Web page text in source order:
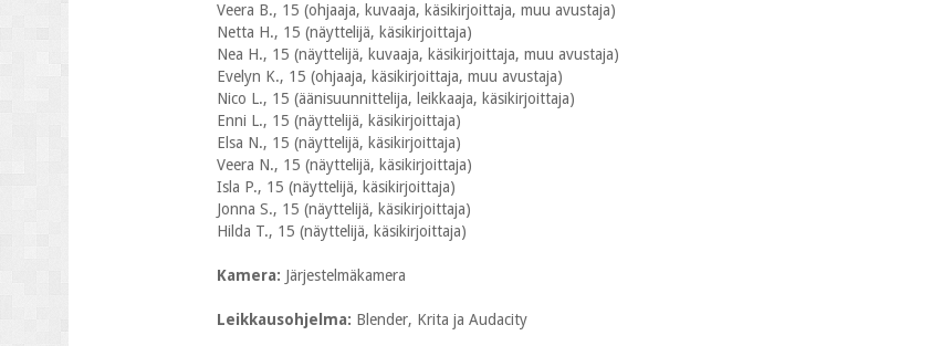
Veera B., 15 (ohjaaja, kuvaaja, käsikirjoittaja, muu avustaja)
Netta H., 15 (näyttelijä, käsikirjoittaja)
Nea H., 15 (näyttelijä, kuvaaja, käsikirjoittaja, muu avustaja)
Evelyn K., 15 (ohjaaja, käsikirjoittaja, muu avustaja)
Nico L., 15 (äänisuunnittelija, leikkaaja, käsikirjoittaja)
Enni L., 15 (näyttelijä, käsikirjoittaja)
Elsa N., 15 (näyttelijä, käsikirjoittaja)
Veera N., 15 (näyttelijä, käsikirjoittaja)
Isla P., 15 (näyttelijä, käsikirjoittaja)
Jonna S., 15 (näyttelijä, käsikirjoittaja)
Hilda T., 15 (näyttelijä, käsikirjoittaja)
Kamera: Järjestelmäkamera
Leikkausohjelma: Blender, Krita ja Audacity